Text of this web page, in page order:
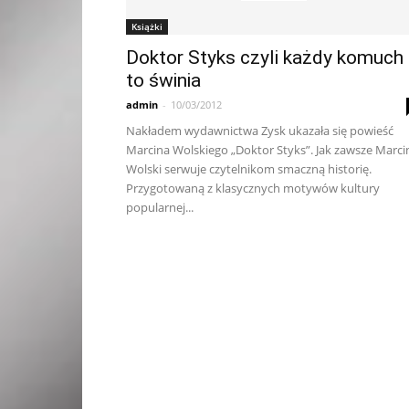
Książki
Doktor Styks czyli każdy komuch
to świnia
admin - 10/03/2012
Nakładem wydawnictwa Zysk ukazała się powieść
Marcina Wolskiego „Doktor Styks”. Jak zawsze
Wolski serwuje czytelnikom smaczną historię.
Przygotowaną z klasycznych motywów kultury
popularnej...